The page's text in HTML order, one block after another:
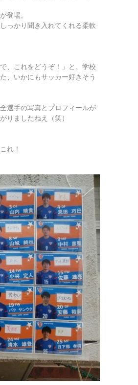
登場。
っかり聞き入れてくれる柔軟
、これをどうぞ！」と、学校
、いかにもサッカー好きそう
選手の写真とプロフィールが
りましたねえ（笑）
れ！